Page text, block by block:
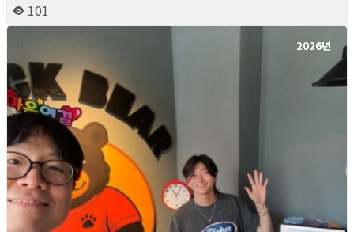
101
2026년